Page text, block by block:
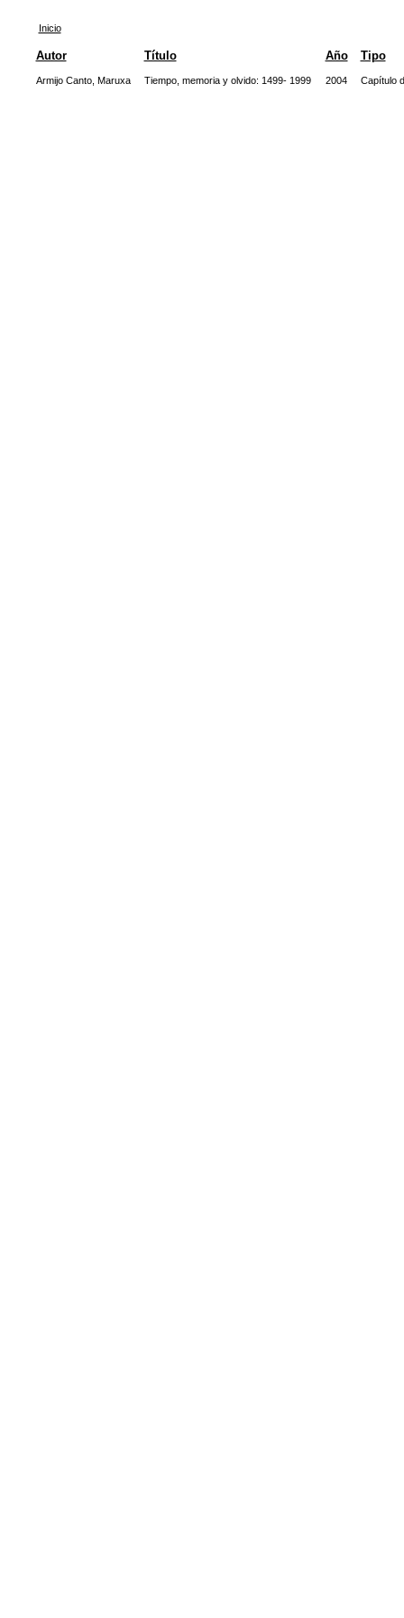
Inicio
Autor Título Año Tipo
Armijo Canto, Maruxa Tiempo, memoria y olvido: 1499- 1999 2004 Capítulo